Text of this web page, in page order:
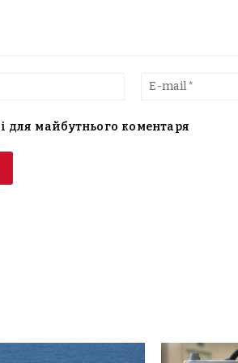
Ім'я*
для майбутнього коментаря